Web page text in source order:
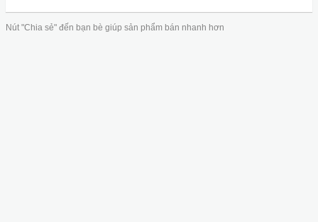
Nút "Chia sẻ" đến bạn bè giúp sản phẩm bán nhanh hơn